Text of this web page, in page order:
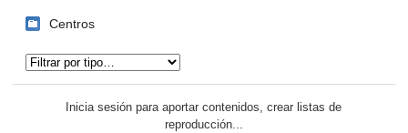
Centros
Inicia sesión para aportar contenidos, crear listas de
reproducción...